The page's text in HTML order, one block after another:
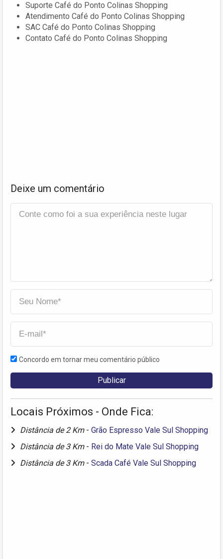
Suporte Café do Ponto Colinas Shopping
Atendimento Café do Ponto Colinas Shopping
SAC Café do Ponto Colinas Shopping
Contato Café do Ponto Colinas Shopping
Deixe um comentário
Concordo em tornar meu comentário público
Locais Próximos - Onde Fica:
Distância de 2 Km - Grão Espresso Vale Sul Shopping
Distância de 3 Km - Rei do Mate Vale Sul Shopping
Distância de 3 Km - Scada Café Vale Sul Shopping